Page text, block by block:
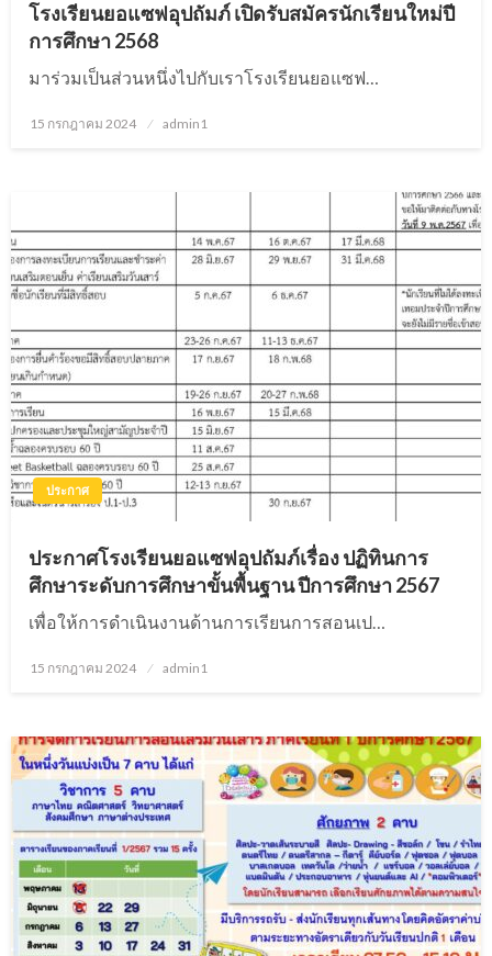
โรงเรียนยอแซฟอุปถัมภ์ เปิดรับสมัครนักเรียนใหม่ปี
การศึกษา 2568
มาร่วมเป็นส่วนหนึ่งไปกับเราโรงเรียนยอแซฟ…
Posted
15 กรกฎาคม 2024 admin1
ประกาศ
ประกาศโรงเรียนยอแซฟอุปถัมภ์เรื่อง ปฏิทินการ
ศึกษาระดับการศึกษาขั้นพื้นฐาน ปีการศึกษา 2567
เพื่อให้การดำเนินงานด้านการเรียนการสอนเป…
Posted
15 กรกฎาคม 2024 admin1